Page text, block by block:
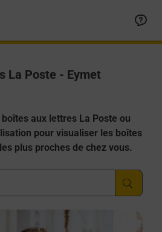
La Poste - Eymet
aux lettres La Poste ou
pour visualiser les boîtes
plus proches de chez vous.
Postal